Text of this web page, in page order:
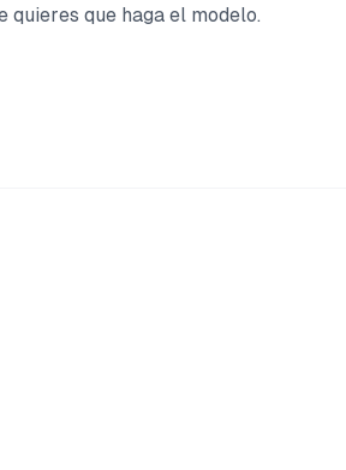
que haga el modelo.